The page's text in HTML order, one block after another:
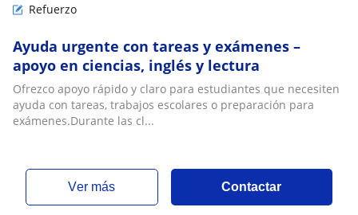
Refuerzo
Ayuda urgente con tareas y exámenes –
apoyo en ciencias, inglés y lectura
Ofrezco apoyo rápido y claro para estudiantes que necesiten
ayuda con tareas, trabajos escolares o preparación para
exámenes.Durante las cl...
ver más Contactar